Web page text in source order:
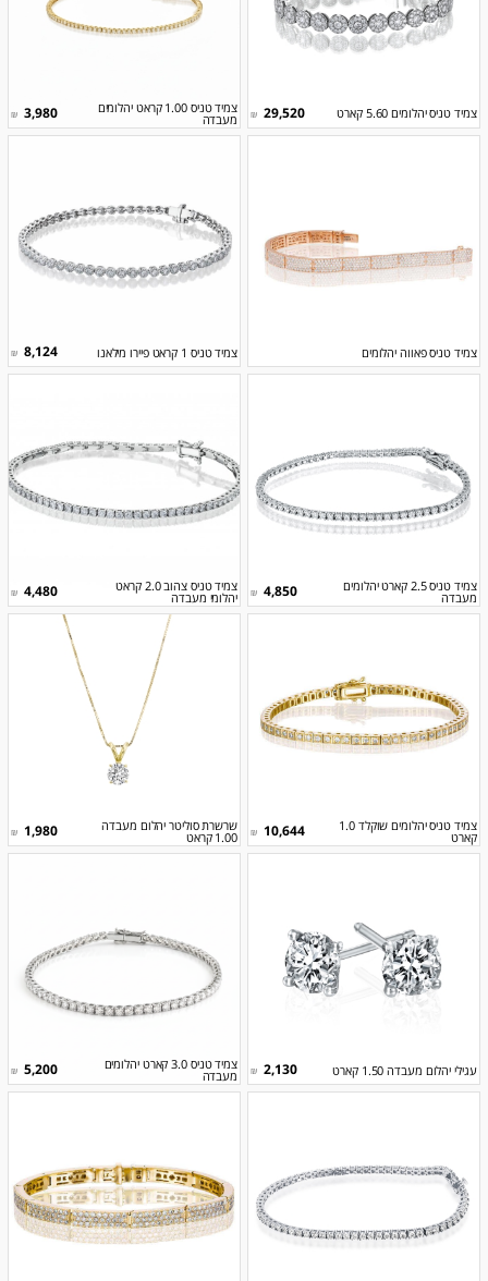
צמיד טניס 1.00 קראט יהלומים
מעבדה
3,980
₪ צמיד טניס יהלומים 5.60 קארט 29,520
₪
צמיד טניס 1 קראט פיירו מילאנו 8,124
₪ צמיד טניס פאווה יהלומים
צמיד טניס צהוב 2.0 קראט
יהלומי מעבדה
4,480
₪
צמיד טניס 2.5 קארט יהלומים
מעבדה
4,850
₪
שרשרת סוליטר יהלום מעבדה
1.00 קראט
1,980
₪
צמיד טניס יהלומים שוקלד 1.0
קארט
10,644
₪
צמיד טניס 3.0 קארט יהלומים
מעבדה
5,200
₪ עגילי יהלום מעבדה 1.50 קארט 2,130
₪